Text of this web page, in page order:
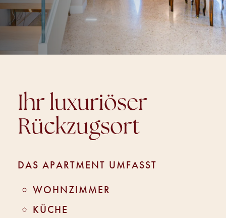
Ihr luxuriöser
Rückzugsort
DAS APARTMENT UMFASST
WOHNZIMMER
KÜCHE